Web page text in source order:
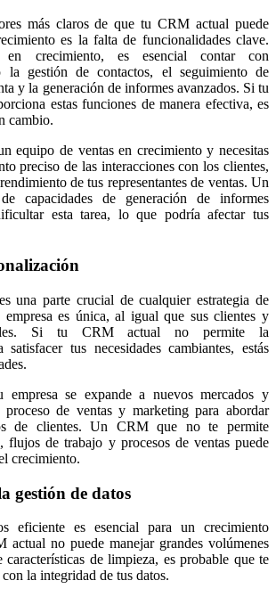
más claros de que tu CRM actual puede
es la falta de funcionalidades clave.
crecimiento, es esencial contar con
la gestión de contactos, el seguimiento de
y la generación de informes avanzados. Si tu
estas funciones de manera efectiva, es
cambio.
equipo de ventas en crecimiento y necesitas
preciso de las interacciones con los clientes,
de tus representantes de ventas. Un
capacidades de generación de informes
esta tarea, lo que podría afectar tus
una parte crucial de cualquier estrategia de
es única, al igual que sus clientes y
Si tu CRM actual no permite la
satisfacer tus necesidades cambiantes, estás
empresa se expande a nuevos mercados y
proceso de ventas y marketing para abordar
de clientes. Un CRM que no te permite
flujos de trabajo y procesos de ventas puede
crecimiento.
gestión de datos
eficiente es esencial para un crecimiento
no puede manejar grandes volúmenes
características de limpieza, es probable que te
la integridad de tus datos.